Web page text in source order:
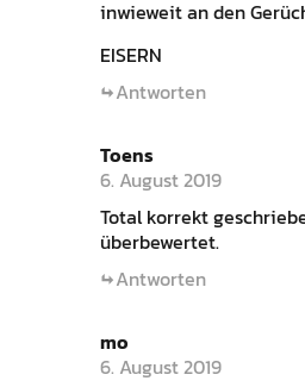
inwieweit an den
EISERN
Antworten
Toens
6. August 2019
Total korrekt
überbewertet.
Antworten
mo
6. August 2019